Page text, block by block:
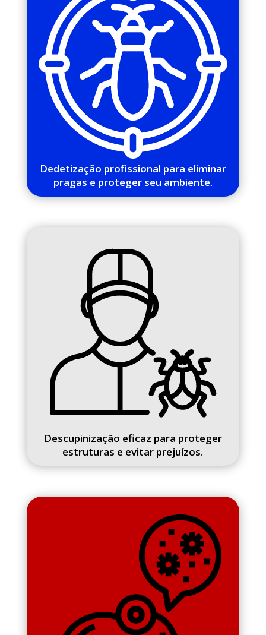
Dedetização profissional para eliminar
pragas e proteger seu ambiente.
Descupinização eficaz para proteger
estruturas e evitar prejuízos.